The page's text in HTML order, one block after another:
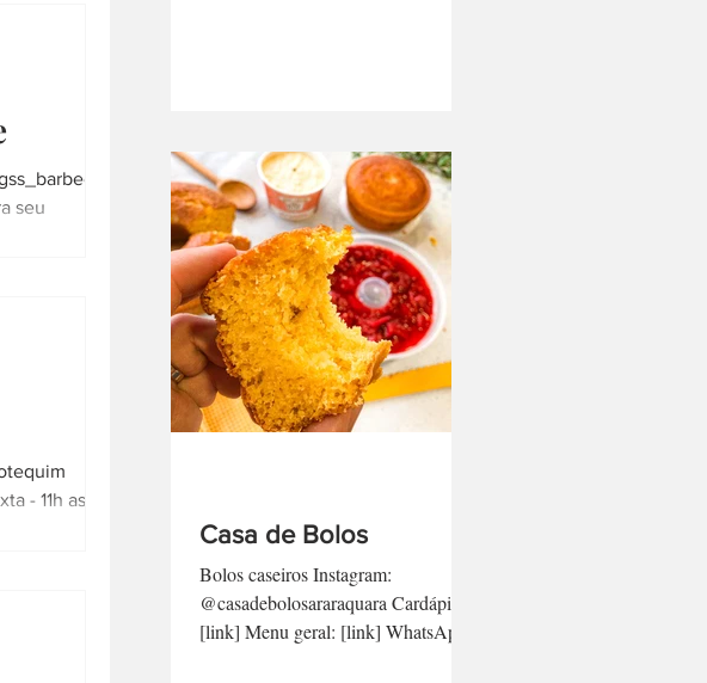
seu
- 11h as 00h
Casa de Bolos
Bolos caseiros Instagram:
@casadebolosararaquara Cardápio:
[link] Menu geral: [link] WhatsApp: